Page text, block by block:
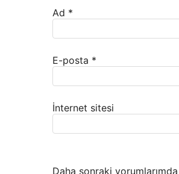
Ad *
E-posta *
İnternet sitesi
Daha sonraki